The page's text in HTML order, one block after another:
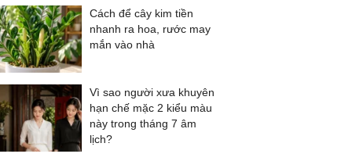
Cách để cây kim tiền
nhanh ra hoa, rước may
mắn vào nhà
Vì sao người xưa khuyên
hạn chế mặc 2 kiểu màu
này trong tháng 7 âm
lịch?